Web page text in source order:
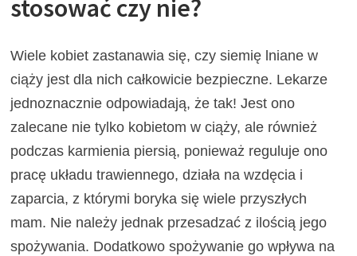
stosować czy nie?
Wiele kobiet zastanawia się, czy siemię lniane w
ciąży jest dla nich całkowicie bezpieczne. Lekarze
jednoznacznie odpowiadają, że tak! Jest ono
zalecane nie tylko kobietom w ciąży, ale również
podczas karmienia piersią, ponieważ reguluje ono
pracę układu trawiennego, działa na wzdęcia i
zaparcia, z którymi boryka się wiele przyszłych
mam. Nie należy jednak przesadzać z ilością jego
spożywania. Dodatkowo spożywanie go wpływa na